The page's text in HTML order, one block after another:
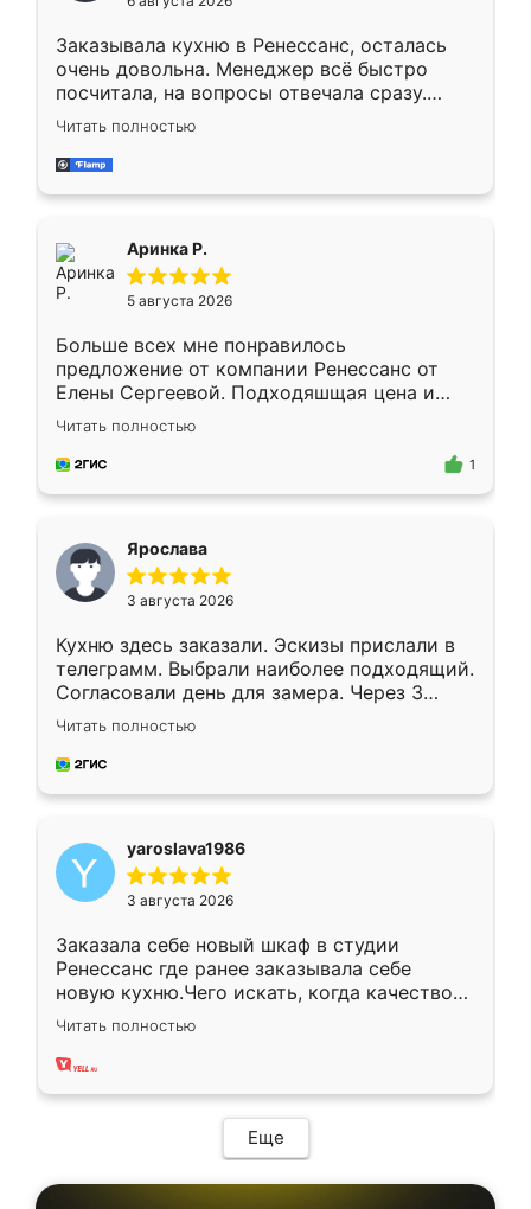
мебели буду заказывать только здесь.
Заказывала кухню в Ренессанс, осталась
очень довольна. Менеджер всё быстро
посчитала, на вопросы отвечала сразу.
Замерщик приехал в субботу, подошёл к
делу со всей ответственностью. Собрали
за день, ребята работали аккуратно, даже
Читать полностью
Аринка Р.
5 августа 2026
Больше всех мне понравилось
предложение от компании Ренессанс от
Елены Сергеевой. Подходяшщая цена и
короткие сроки изготовления. Приехавший
для замера сотрудник Владислав
предложил по моему эскизу самый
Читать полностью
1
Ярослава
3 августа 2026
Кухню здесь заказали. Эскизы прислали в
телеграмм. Выбрали наиболее подходящий.
Согласовали день для замера. Через 3
недели кухня была уже готова. Остались
довольны работой. Спасибо Ренессанс
мебель за качественную работу!
Читать полностью
yaroslava1986
3 августа 2026
Заказала себе новый шкаф в студии
Ренессанс где ранее заказывала себе
новую кухню.Чего искать, когда качеством
вполне довольна. Служит кухня уже почти
два года, нареканий нет.
Читать полностью
Еще